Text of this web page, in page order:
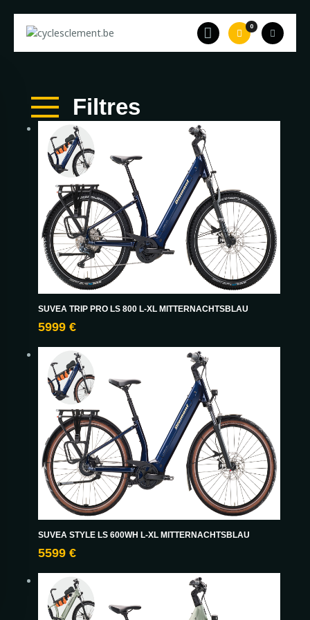
0
A propos
Equipe
Catalogue
Occasion
Leasing
Contact
Filtres
SUVEA TRIP PRO LS 800 L-XL MITTERNACHTSBLAU
5999 €
SUVEA STYLE LS 600WH L-XL MITTERNACHTSBLAU
5599 €